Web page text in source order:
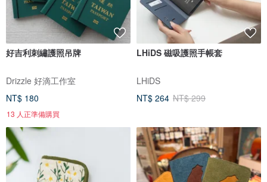
好吉利刺繡護照吊牌
Drizzle 好滴工作室
NT$ 180
13 人正準備購買
LHiDS 磁吸護照手帳套
LHiDS
NT$ 264 NT$ 299